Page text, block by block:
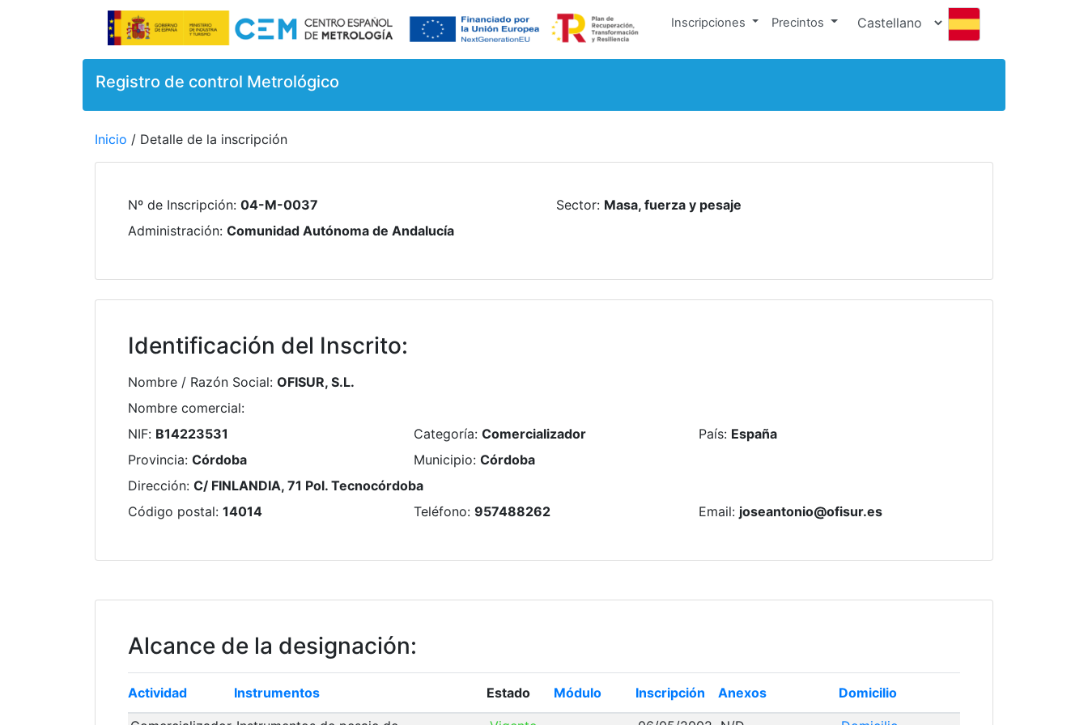
Inscripciones Precintos
Registro de control Metrológico
Inicio / Detalle de la inscripción
Nº de Inscripción: 04-M-0037 Sector: Masa, fuerza y pesaje
Administración: Comunidad Autónoma de Andalucía
Identificación del Inscrito:
Nombre / Razón Social: OFISUR, S.L.
Nombre comercial:
NIF: B14223531 Categoría: Comercializador País: España
Provincia: Córdoba Municipio: Córdoba
Dirección: C/ FINLANDIA, 71 Pol. Tecnocórdoba
Código postal: 14014 Teléfono: 957488262 Email: joseantonio@ofisur.es
Alcance de la designación:
Actividad Instrumentos Estado Módulo Inscripción Anexos Domicilio